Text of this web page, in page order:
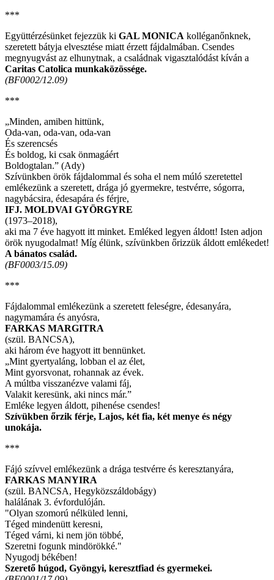
***
Együttérzésünket fejezzük ki GAL MONICA kolléganőnknek,
szeretett bátyja elvesztése miatt érzett fájdalmában. Csendes
megnyugvást az elhunytnak, a családnak vigasztalódást kíván a
Caritas Catolica munkaközössége.
(BF0002/12.09)
***
„Minden, amiben hittünk,
Oda-van, oda-van, oda-van
És szerencsés
És boldog, ki csak önmagáért
Boldogtalan.” (Ady)
Szívünkben örök fájdalommal és soha el nem múló szeretettel
emlékezünk a szeretett, drága jó gyermekre, testvérre, sógorra,
nagybácsira, édesapára és férjre,
IFJ. MOLDVAI GYÖRGYRE
(1973–2018),
aki ma 7 éve hagyott itt minket. Emléked legyen áldott! Isten adjon
örök nyugodalmat! Míg élünk, szívünkben őrizzük áldott emlékedet!
A bánatos család.
(BF0003/15.09)
***
Fájdalommal emlékezünk a szeretett feleségre, édesanyára,
nagymamára és anyósra,
FARKAS MARGITRA
(szül. BANCSA),
aki három éve hagyott itt bennünket.
„Mint gyertyaláng, lobban el az élet,
Mint gyorsvonat, rohannak az évek.
A múltba visszanézve valami fáj,
Valakit keresünk, aki nincs már.”
Emléke legyen áldott, pihenése csendes!
Szívükben őrzik férje, Lajos, két fia, két menye és négy
unokája.
***
Fájó szívvel emlékezünk a drága testvérre és keresztanyára,
FARKAS MANYIRA
(szül. BANCSA, Hegyközszáldobágy)
halálának 3. évfordulóján.
"Olyan szomorú nélküled lenni,
Téged mindenütt keresni,
Téged várni, ki nem jön többé,
Szeretni fogunk mindörökké."
Nyugodj békében!
Szerető húgod, Gyöngyi, keresztfiad és gyermekei.